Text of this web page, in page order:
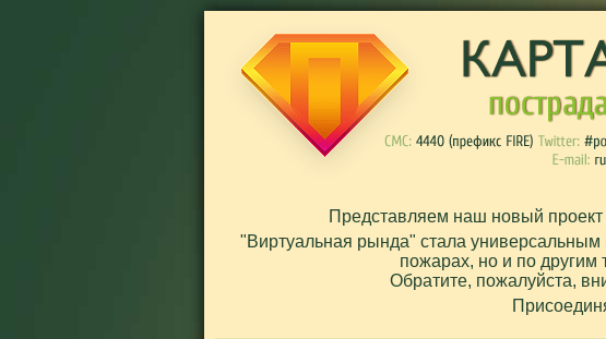
Представляем наш новый проект
"Виртуальная рында" стала
пожарах, но и по
Обратите, пожалуйста,